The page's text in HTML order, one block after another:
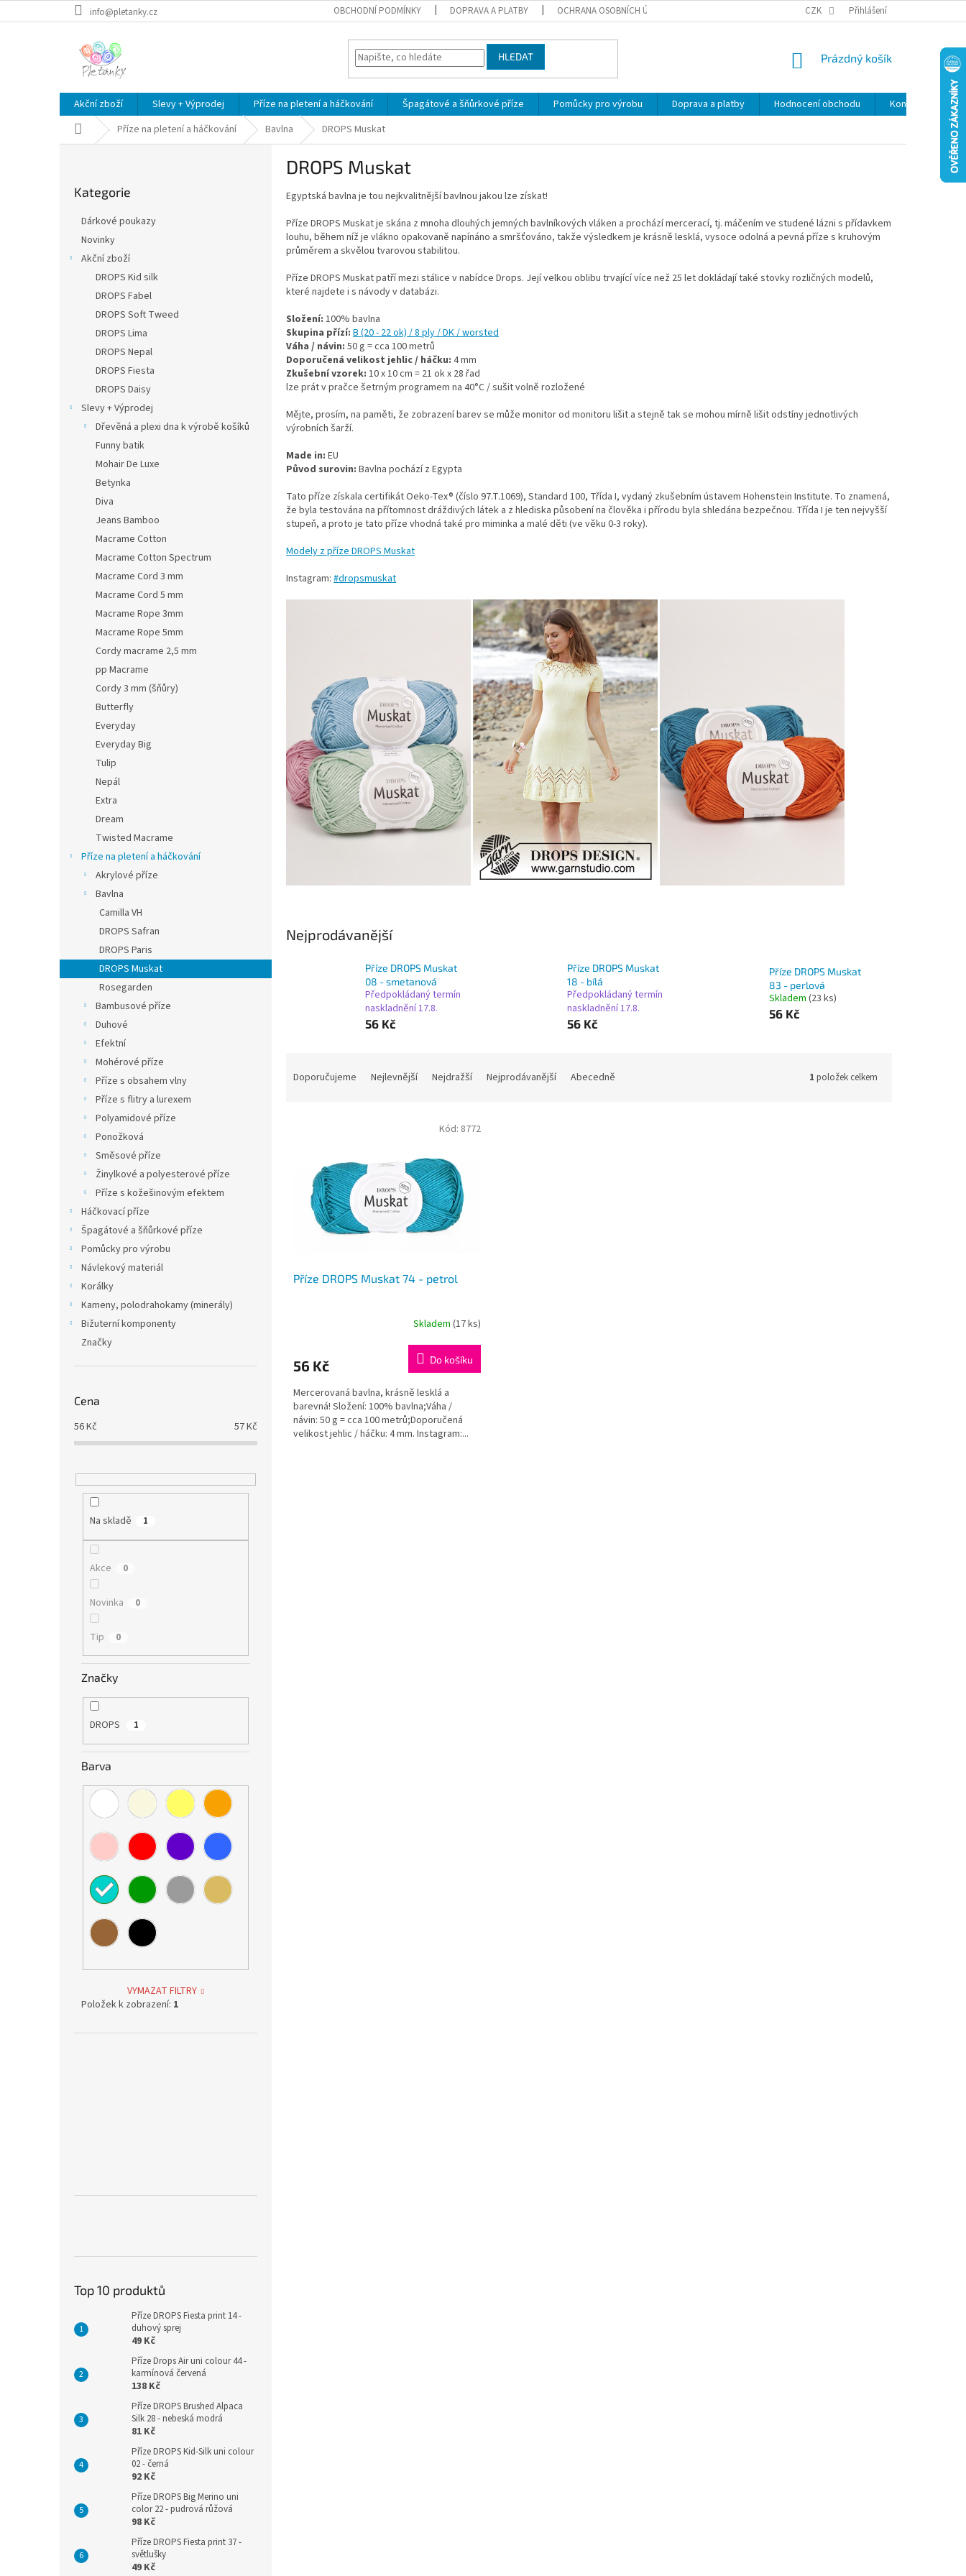
na
info@pletanky.cz OBCHODNÍ PODMÍNKY DOPRAVA A PLATBY OCHRANA OSOBNÍCH ÚDAJŮ CZK Přihlášení
HLEDAT
NÁKUPNÍ
Prázdný košík
Akční zboží Slevy + Výprodej Příze na pletení a háčkování Špagátové a šňůrkové příze Pomůcky pro výrobu Doprava a platby Hodnocení obchodu Kontakty
Domů Příze na pletení a háčkování Bavlna DROPS Muskat
kategorie
Kategorie
Dárkové poukazy
Novinky
Akční zboží
DROPS Kid silk
DROPS Fabel
DROPS Soft Tweed
DROPS Lima
DROPS Nepal
DROPS Fiesta
DROPS Daisy
Slevy + Výprodej
Dřevěná a plexi dna k výrobě košíků
Funny batik
Mohair De Luxe
Betynka
Diva
Jeans Bamboo
Macrame Cotton
Macrame Cotton Spectrum
Macrame Cord 3 mm
Macrame Cord 5 mm
Macrame Rope 3mm
Macrame Rope 5mm
Cordy macrame 2,5 mm
pp Macrame
Cordy 3 mm (šňůry)
Butterfly
Everyday
Everyday Big
Tulip
Nepál
Extra
Dream
Twisted Macrame
Příze na pletení a háčkování
Akrylové příze
Bavlna
Camilla VH
DROPS Safran
DROPS Paris
DROPS Muskat
Rosegarden
Bambusové příze
Duhové
Efektní
Mohérové příze
Příze s obsahem vlny
Příze s flitry a lurexem
Polyamidové příze
Ponožková
Směsové příze
Žinylkové a polyesterové příze
Příze s kožešinovým efektem
Háčkovací příze
Špagátové a šňůrkové příze
Pomůcky pro výrobu
Návlekový materiál
Korálky
Kameny, polodrahokamy (minerály)
Bižuterní komponenty
Značky
Cena
56Kč 57Kč
Na skladě 1
Akce 0
Novinka 0
Tip 0
Značky
DROPS 1
Barva
VYMAZAT FILTRY
Položek k zobrazení: 1
Top 10 produktů
Příze DROPS Fiesta print 14 -
duhový sprej
49 Kč
Příze Drops Air uni colour 44 -
karmínová červená
138 Kč
Příze DROPS Brushed Alpaca
Silk 28 - nebeská modrá
81 Kč
Příze DROPS Kid-Silk uni colour
02 - černá
92 Kč
Příze DROPS Big Merino uni
color 22 - pudrová růžová
98 Kč
Příze DROPS Fiesta print 37 -
světlušky
49 Kč
DROPS Muskat
Egyptská bavlna je tou nejkvalitnější bavlnou jakou lze získat!
Příze DROPS Muskat je skána z mnoha dlouhých jemných bavlníkových vláken a prochází mercerací, tj. máčením ve studené lázni s přídavkem
louhu, během níž je vlákno opakovaně napínáno a smršťováno, takže výsledkem je krásně lesklá, vysoce odolná a pevná příze s kruhovým
průměrem a skvělou tvarovou stabilitou.
Příze DROPS Muskat patří mezi stálice v nabídce Drops. Její velkou oblibu trvající více než 25 let dokládají také stovky rozličných modelů,
které najdete i s návody v databázi.
Složení: 100% bavlna
Skupina přízí: B (20 - 22 ok) / 8 ply / DK / worsted
Váha / návin: 50 g = cca 100 metrů
Doporučená velikost jehlic / háčku: 4 mm
Zkušební vzorek: 10 x 10 cm = 21 ok x 28 řad
lze prát v pračce šetrným programem na 40°C / sušit volně rozložené
Mějte, prosím, na paměti, že zobrazení barev se může monitor od monitoru lišit a stejně tak se mohou mírně lišit odstíny jednotlivých
výrobních šarží.
Made in: EU
Původ surovin: Bavlna pochází z Egypta
Tato příze získala certifikát Oeko-Tex® (číslo 97.T.1069), Standard 100, Třída I, vydaný zkušebním ústavem Hohenstein Institute. To znamená,
že byla testována na přítomnost dráždivých látek a z hlediska působení na člověka i přírodu byla shledána bezpečnou. Třída I je ten nejvyšší
stupeň, a proto je tato příze vhodná také pro miminka a malé děti (ve věku 0-3 roky).
Modely z příze DROPS Muskat
Instagram: #dropsmuskat
Nejprodávanější
Příze DROPS Muskat
08 - smetanová
Předpokládaný termín
naskladnění 17.8.
56 Kč
Příze DROPS Muskat
18 - bílá
Předpokládaný termín
naskladnění 17.8.
56 Kč
Příze DROPS Muskat
83 - perlová
Skladem (23 ks)
56 Kč
Doporučujeme Nejlevnější Nejdražší Nejprodávanější Abecedně 1 položek celkem
Příze DROPS Muskat 74 - petrol
Skladem (17 ks)
56 Kč Do košíku
Mercerovaná bavlna, krásně lesklá a
barevná! Složení: 100% bavlna;Váha /
návin: 50 g = cca 100 metrů;Doporučená
velikost jehlic / háčku: 4 mm. Instagram:...
Kód: 8772